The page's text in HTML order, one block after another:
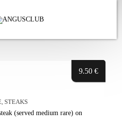
,STEAKS
(served medium rare) on
9.50 €